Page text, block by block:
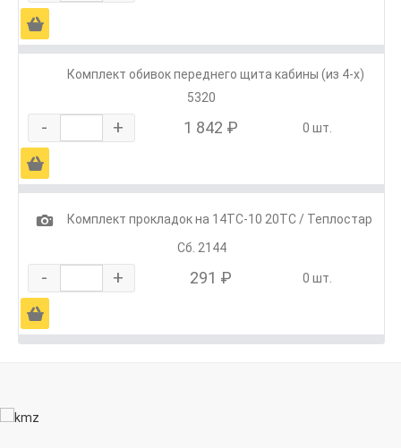
Ä
Комплект обивок переднего щита кабины (из 4-х)
5320
- + 1 842 ₽ 0 шт.
Ä
1
Комплект прокладок на 14ТС-10 20ТС / Теплостар
Сб. 2144
- + 291 ₽ 0 шт.
Ä